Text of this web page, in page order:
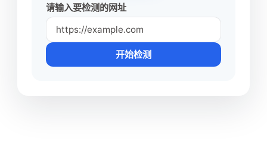
请输入要检测的网址
开始检测